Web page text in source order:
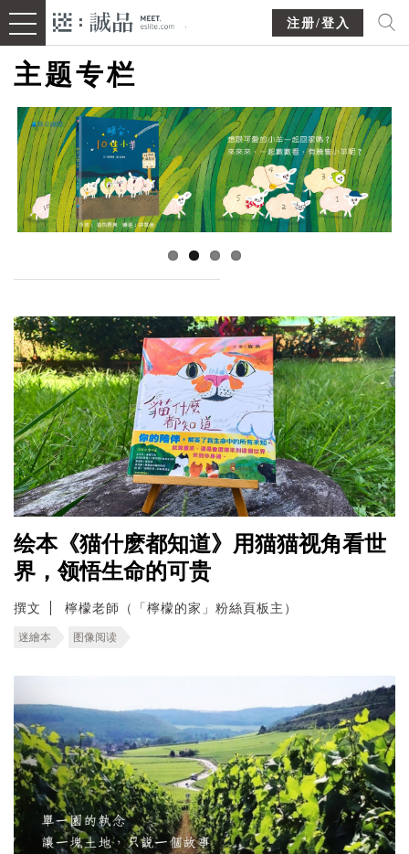
注册/登入
主题专栏
绘本《猫什麽都知道》用猫猫视角看世
界，领悟生命的可贵
撰文 檸檬老師（「檸檬的家」粉絲頁板主）
迷繪本 图像阅读